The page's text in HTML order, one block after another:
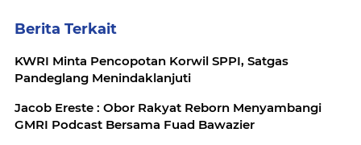
Berita Terkait
KWRI Minta Pencopotan Korwil SPPI, Satgas
Pandeglang Menindaklanjuti
Jacob Ereste : Obor Rakyat Reborn Menyambangi
GMRI Podcast Bersama Fuad Bawazier